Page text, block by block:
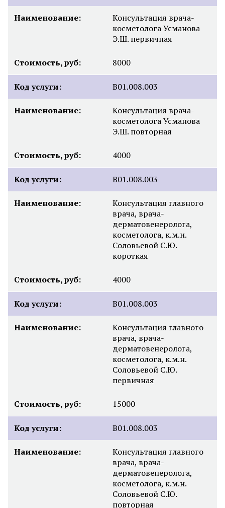
Наименование:
Консультация врача-
косметолога Усманова
Э.Ш. первичная
Стоимость, руб: 8000
Код услуги: B01.008.003
Наименование:
Консультация врача-
косметолога Усманова
Э.Ш. повторная
Стоимость, руб: 4000
Код услуги: B01.008.003
Наименование:
Консультация главного
врача, врача-
дерматовенеролога,
косметолога, к.м.н.
Соловьевой С.Ю.
короткая
Стоимость, руб: 4000
Код услуги: B01.008.003
Наименование:
Консультация главного
врача, врача-
дерматовенеролога,
косметолога, к.м.н.
Соловьевой С.Ю.
первичная
Стоимость, руб: 15000
Код услуги: B01.008.003
Наименование:
Консультация главного
врача, врача-
дерматовенеролога,
косметолога, к.м.н.
Соловьевой С.Ю.
повторная